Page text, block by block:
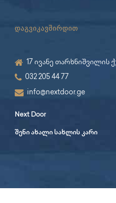
დაგვიკავშირდით
17 ივანე თარხნიშვილის
032 205 44 77
info@nextdoor.ge
Next Door
შენი ახალი სახლის კარი